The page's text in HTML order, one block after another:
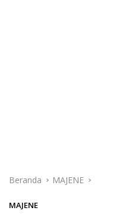
Beranda MAJENE
MAJENE